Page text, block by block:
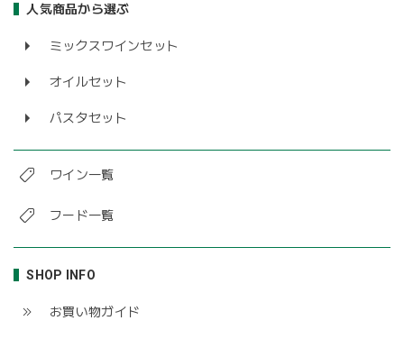
人気商品から選ぶ
ミックスワインセット
オイルセット
パスタセット
ワイン一覧
フード一覧
SHOP INFO
お買い物ガイド